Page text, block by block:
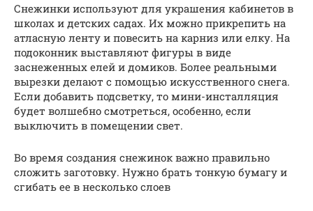
Снежинки используют для украшения кабинетов в
школах и детских садах. Их можно прикрепить на
атласную ленту и повесить на карниз или елку. На
подоконник выставляют фигуры в виде
заснеженных елей и домиков. Более реальными
вырезки делают с помощью искусственного снега.
Если добавить подсветку, то мини-инсталляция
будет волшебно смотреться, особенно, если
выключить в помещении свет.
Во время создания снежинок важно правильно
сложить заготовку. Нужно брать тонкую бумагу и
сгибать ее в несколько слоев